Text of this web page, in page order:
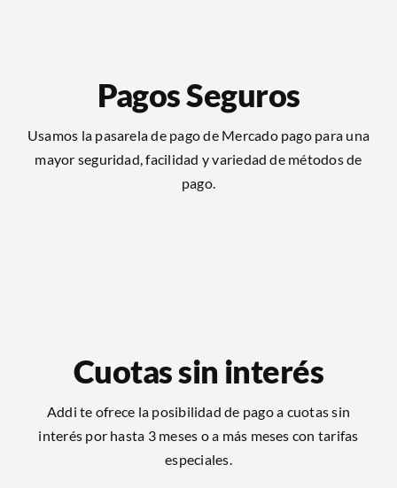
Pagos Seguros
Usamos la pasarela de pago de Mercado pago para una
mayor seguridad, facilidad y variedad de métodos de
pago.
Cuotas sin interés
Addi te ofrece la posibilidad de pago a cuotas sin
interés por hasta 3 meses o a más meses con tarifas
especiales.